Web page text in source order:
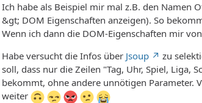
Ich habe als Beispiel mir mal z.B. den Namen
&gt; DOM Eigenschaften anzeigen). So
Wenn ich dann die DOM-Eigenschaften mir
Habe versucht die Infos über Jsoup
zu
soll, dass nur die Zeilen "Tag, Uhr, Spiel, Liga,
bekommt, ohne andere unnötigen Parameter.
weiter